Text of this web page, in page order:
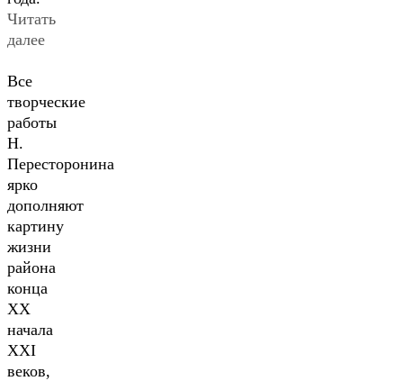
Читать
далее
Все
творческие
работы
Н.
Пересторонина
ярко
дополняют
картину
жизни
района
конца
XX
начала
XXI
веков,